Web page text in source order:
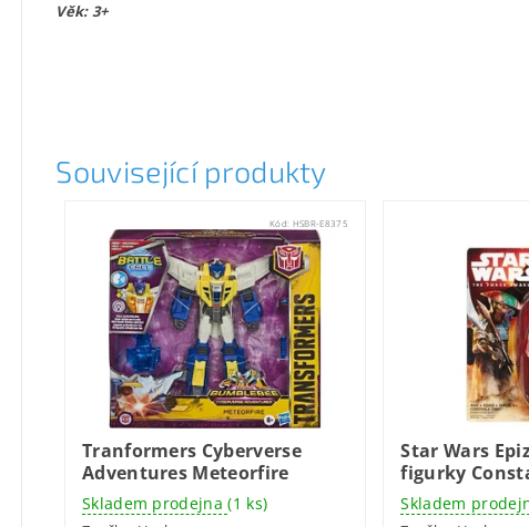
Věk: 3+
Související produkty
Kód: HSBR-E8375
Tranformers Cyberverse
Adventures Meteorfire
Skladem prodejna(1 ks)
Star Wars
figurky
Skladem